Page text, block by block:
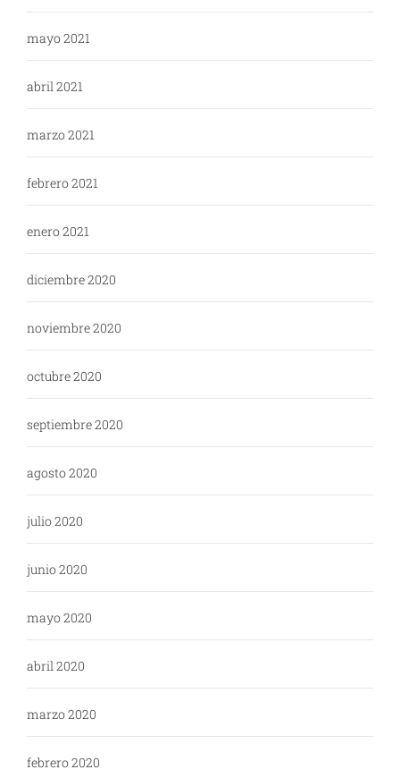
mayo 2021
abril 2021
marzo 2021
febrero 2021
enero 2021
diciembre 2020
noviembre 2020
octubre 2020
septiembre 2020
agosto 2020
julio 2020
junio 2020
mayo 2020
abril 2020
marzo 2020
febrero 2020